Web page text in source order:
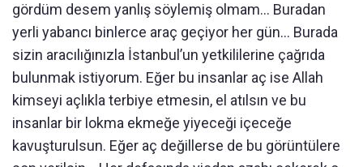
gördüm desem yanlış söylemiş olmam… Buradan
yerli yabancı binlerce araç geçiyor her gün… Burada
sizin aracılığınızla İstanbul’un yetkililerine çağrıda
bulunmak istiyorum. Eğer bu insanlar aç ise Allah
kimseyi açlıkla terbiye etmesin, el atılsın ve bu
insanlar bir lokma ekmeğe yiyeceği içeceğe
kavuşturulsun. Eğer aç değillerse de bu görüntülere